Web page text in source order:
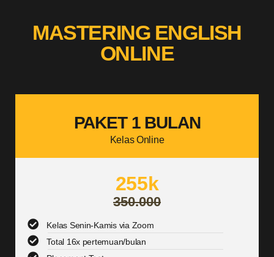
MASTERING ENGLISH
ONLINE
PAKET 1 BULAN
Kelas Online
255k
350.000
Kelas Senin-Kamis via Zoom
Total 16x pertemuan/bulan